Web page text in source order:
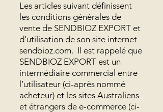
Les articles suivant définissent
les conditions générales de
vente de SENDBIOZ EXPORT et
d’utilisation de son site internet
sendbioz.com. Il est rappelé que
SENDBIOZ EXPORT est un
intermédiaire commercial entre
l’utilisateur (ci-après nommé
acheteur) et les sites Australiens
et étrangers de e-commerce (ci-